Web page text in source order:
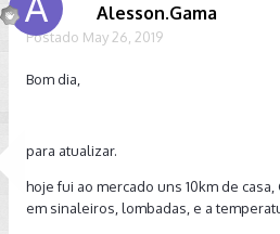
Alesson.Gama
Postado May 26, 2019
Bom dia,
para atualizar.
hoje fui ao mercado uns 10km de
em sinaleiros, lombadas, e a